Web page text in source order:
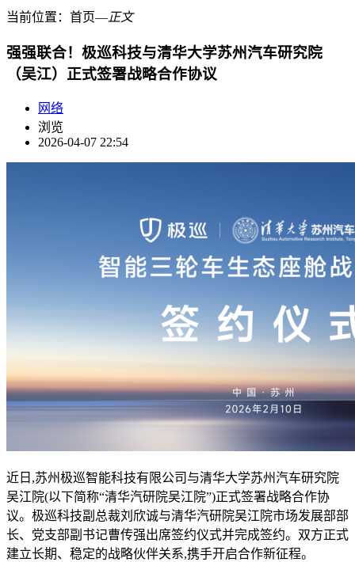
当前位置： 首页―正文
强强联合！极巡科技与清华大学苏州汽车研究院
（吴江）正式签署战略合作协议
网络
浏览
2026-04-07 22:54
近日,苏州极巡智能科技有限公司与清华大学苏州汽车研究院
吴江院(以下简称“清华汽研院吴江院”)正式签署战略合作协
议。极巡科技副总裁刘欣诚与清华汽研院吴江院市场发展部部
长、党支部副书记曹传强出席签约仪式并完成签约。双方正式
建立长期、稳定的战略伙伴关系,携手开启合作新征程。